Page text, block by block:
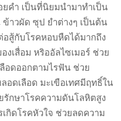
คำ เป็นที่นิยมนำมาทำเป็น
ข้าวผัด ซุป ยำต่างๆ เป็นต้น
อสู้กับโรคหอบหืดได้มากถึง
งเสื่อม หริออัลไซเมอร์ ช่วย
อดออกตามไรฟัน ช่วย
อดเลือด มะเขือเทศมีฤทธิ์ใน
กษาโรคความดันโลหิตสูง
กิดโรคหัวใจ ช่วยลดความ